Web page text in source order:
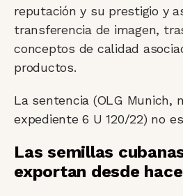
reputación y su prestigio y
transferencia de imagen,
conceptos de calidad
productos.
La sentencia (OLG Munich,
expediente 6 U 120/22) no
Las semillas
exportan desde